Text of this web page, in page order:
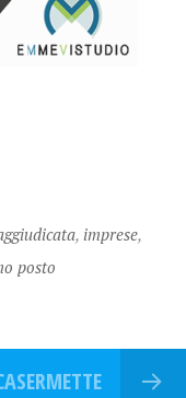
, imprese,
posto